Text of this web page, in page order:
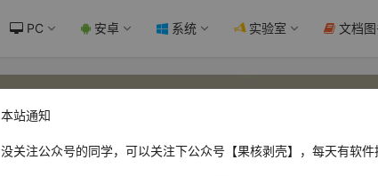
PC 安卓 系统 实验室 文档图
本站通知
没关注公众号的同学，可以关注下公众号【果核剥壳】，每天有软